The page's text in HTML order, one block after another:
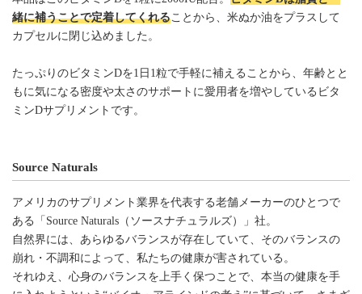
緒に補うことで定着してくれることから、米ぬか油をプラスして
カプセルに閉じ込めました。
たっぷりのビタミンDを1日1粒で手軽に補えることから、年齢とと
もに気になる密度や太さのサポートに愛用者を増やしているビタ
ミンDサプリメントです。
Source Naturals
アメリカのサプリメント業界を代表する老舗メーカーのひとつで
ある「Source Naturals（ソースナチュラルズ）」社。
自然界には、あらゆるバランスが存在していて、そのバランスの
崩れ・不調和によって、私たちの健康が害されている。
それゆえ、心身のバランスを上手く保つことで、本当の健康を手